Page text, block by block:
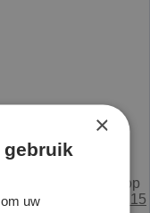
21% BTW.
of bel met de verkoop
0031294285215
×
gebruik
uw